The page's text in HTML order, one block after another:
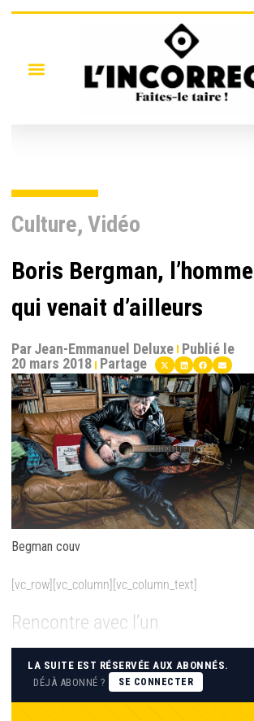
Culture, Vidéo
Boris Bergman, l’homme
qui venait d’ailleurs
ParJean-Emmanuel Deluxe Publié le
20 mars 2018 Partage
Begman couv
[vc_row][vc_column][vc_column_text]
Rencontre avec l’un
LA SUITE EST RÉSERVÉE AUX ABONNÉS.
DÉJÀ ABONNÉ ?
SE CONNECTER